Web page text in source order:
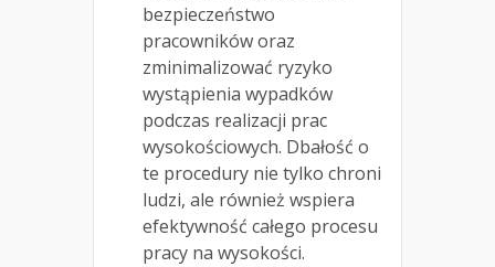
bezpieczeństwo
pracowników oraz
zminimalizować ryzyko
wystąpienia wypadków
podczas realizacji prac
wysokościowych. Dbałość o
te procedury nie tylko chroni
ludzi, ale również wspiera
efektywność całego procesu
pracy na wysokości.